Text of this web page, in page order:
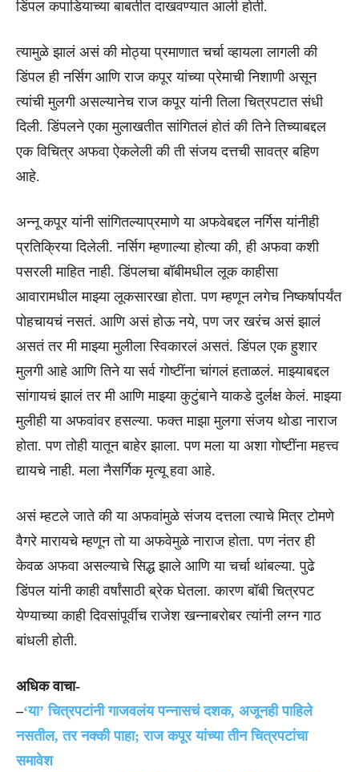
डिंपल कपाडियाच्या बाबतीत दाखवण्यात आली होती.
त्यामुळे झालं असं की मोठ्या प्रमाणात चर्चा व्हायला लागली की
डिंपल ही नर्सिग आणि राज कपूर यांच्या प्रेमाची निशाणी असून
त्यांची मुलगी असल्यानेच राज कपूर यांनी तिला चित्रपटात संधी
दिली. डिंपलने एका मुलाखतीत सांगितलं होतं की तिने तिच्याबद्दल
एक विचित्र अफवा ऐकलेली की ती संजय दत्तची सावत्र बहिण
आहे.
अन्नू कपूर यांनी सांगितल्याप्रमाणे या अफवेबद्दल नर्गिस यांनीही
प्रतिक्रिया दिलेली. नर्सिग म्हणाल्या होत्या की, ही अफवा कशी
पसरली माहित नाही. डिंपलचा बॉबीमधील लूक काहीसा
आवारामधील माझ्या लूकसारखा होता. पण म्हणून लगेच निष्कर्षापर्यंत
पोहचायचं नसतं. आणि असं होऊ नये, पण जर खरंच असं झालं
असतं तर मी माझ्या मुलीला स्विकारलं असतं. डिंपल एक हुशार
मुलगी आहे आणि तिने या सर्व गोष्टींना चांगलं हताळलं. माझ्याबद्दल
सांगायचं झालं तर मी आणि माझ्या कुटुंबाने याकडे दुर्लक्ष केलं. माझ्या
मुलीही या अफवांवर हसल्या. फक्त माझा मुलगा संजय थोडा नाराज
होता. पण तोही यातून बाहेर झाला. पण मला या अशा गोष्टींना महत्त्व
द्यायचे नाही. मला नैसर्गिक मृत्यू हवा आहे.
असं म्हटले जाते की या अफवांमुळे संजय दत्तला त्याचे मित्र टोमणे
वैगरे मारायचे म्हणून तो या अफवेमुळे नाराज होता. पण नंतर ही
केवळ अफवा असल्याचे सिद्ध झाले आणि या चर्चा थांबल्या. पुढे
डिंपल यांनी काही वर्षांसाठी ब्रेक घेतला. कारण बॉबी चित्रपट
येण्याच्या काही दिवसांपूर्वीच राजेश खन्नाबरोबर त्यांनी लग्न गाठ
बांधली होती.
अधिक वाचा-
–‘या’ चित्रपटांनी गाजवलंय पन्नासचं दशक, अजूनही पाहिले
नसतील, तर नक्की पाहा; राज कपूर यांच्या तीन चित्रपटांचा
समावेश